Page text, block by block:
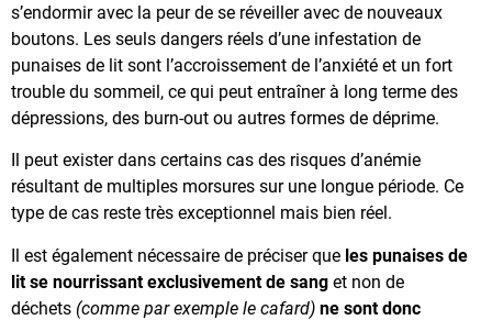
s’endormir avec la peur de se réveiller avec de nouveaux
boutons. Les seuls dangers réels d’une infestation de
punaises de lit sont l’accroissement de l’anxiété et un fort
trouble du sommeil, ce qui peut entraîner à long terme des
dépressions, des burn-out ou autres formes de déprime.
Il peut exister dans certains cas des risques d’anémie
résultant de multiples morsures sur une longue période. Ce
type de cas reste très exceptionnel mais bien réel.
Il est également nécessaire de préciser que les punaises de
lit se nourrissant exclusivement de sang et non de
déchets (comme par exemple le cafard) ne sont donc